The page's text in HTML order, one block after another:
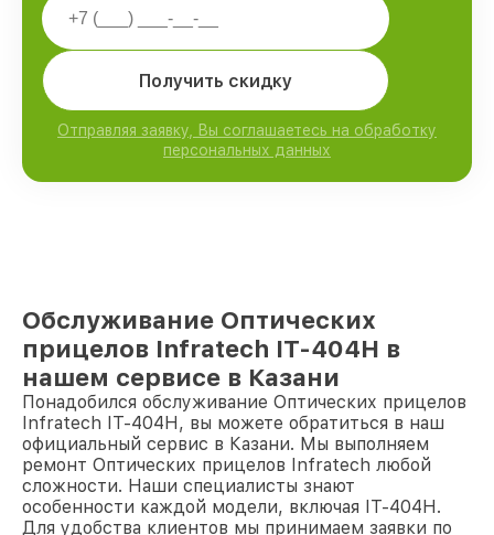
Получить скидку
Отправляя заявку, Вы соглашаетесь на обработку
персональных данных
Обслуживание Оптических
прицелов Infratech IT-404H в
нашем сервисе в Казани
Понадобился обслуживание Оптических прицелов
Infratech IT-404H, вы можете обратиться в наш
официальный сервис в Казани. Мы выполняем
ремонт Оптических прицелов Infratech любой
сложности. Наши специалисты знают
особенности каждой модели, включая IT-404H.
Для удобства клиентов мы принимаем заявки по